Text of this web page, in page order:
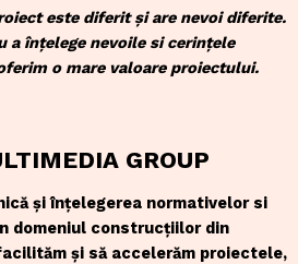
este diferit și are nevoi diferite.
a înțelege nevoile si cerințele
o mare valoare proiectului.
GROUP
și înțelegerea normativelor si
domeniul construcțiilor din
și să accelerăm proiectele,